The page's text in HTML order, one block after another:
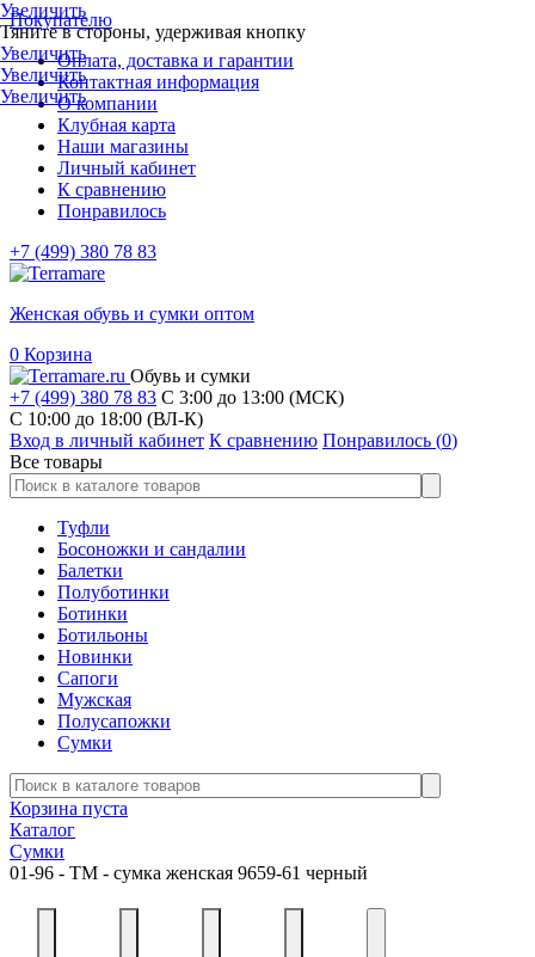
Покупателю
Оплата, доставка и гарантии
Контактная информация
О компании
Клубная карта
Наши магазины
Личный кабинет
К сравнению
Понравилось
+7 (499) 380 78 83
Женская обувь и сумки оптом
0 Корзина
Обувь и сумки
+7 (499) 380 78 83 С 3:00 до 13:00 (МСК)
C 10:00 до 18:00 (ВЛ-К)
Вход в личный кабинет К сравнению Понравилось (0)
Все товары
Туфли
Босоножки и сандалии
Балетки
Полуботинки
Ботинки
Ботильоны
Новинки
Сапоги
Мужская
Полусапожки
Сумки
Корзина пуста
Каталог
Сумки
01-96 - ТМ - сумка женская 9659-61 черный
Увеличить
Тяните в стороны, удерживая кнопку
Увеличить
Увеличить
Увеличить